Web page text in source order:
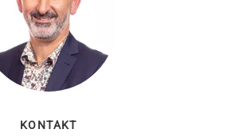
KONTAKT